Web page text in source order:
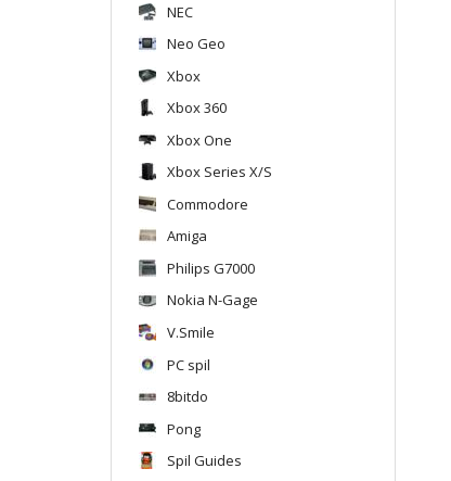
NEC
Neo Geo
Xbox
Xbox 360
Xbox One
Xbox Series X/S
Commodore
Amiga
Philips G7000
Nokia N-Gage
V.Smile
PC spil
8bitdo
Pong
Spil Guides